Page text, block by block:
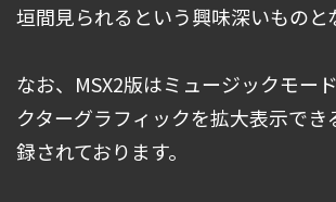
垣間見られるという興味深いものと
なお、MSX2版はミュージックモー
クターグラフィックを拡大表示でき
録されております。